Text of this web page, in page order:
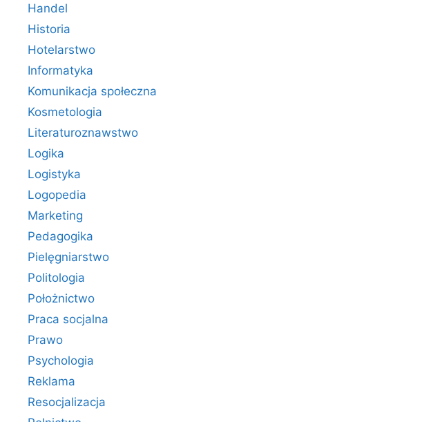
Handel
Historia
Hotelarstwo
Informatyka
Komunikacja społeczna
Kosmetologia
Literaturoznawstwo
Logika
Logistyka
Logopedia
Marketing
Pedagogika
Pielęgniarstwo
Politologia
Położnictwo
Praca socjalna
Prawo
Psychologia
Reklama
Resocjalizacja